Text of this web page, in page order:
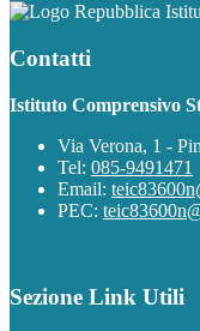
Contatti
Istituto Comprensivo
Via Verona, 1 -
Tel: 085-9491471
Email:
PEC:
Sezione Link Utili